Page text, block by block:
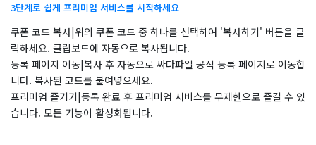
3단계로 쉽게 프리미엄 서비스를 시작하세요
쿠폰 코드 복사|위의 쿠폰 코드 중 하나를 선택하여 '복사하기' 버튼을 클
릭하세요. 클립보드에 자동으로 복사됩니다.
등록 페이지 이동|복사 후 자동으로 싸다파일 공식 등록 페이지로 이동합
니다. 복사된 코드를 붙여넣으세요.
프리미엄 즐기기|등록 완료 후 프리미엄 서비스를 무제한으로 즐길 수 있
습니다. 모든 기능이 활성화됩니다.